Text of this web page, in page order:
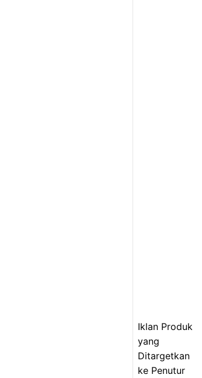
Iklan Produk
yang
Ditargetkan
ke Penutur